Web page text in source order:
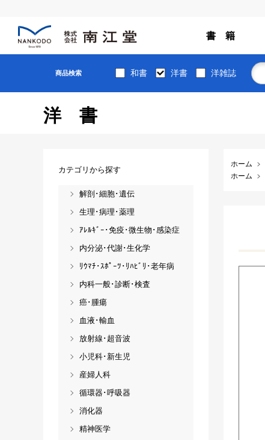
書 籍
商品検索 和書 洋書 洋雑誌
洋書
ホーム
ホーム
カテゴリから探す
解剖･細胞･遺伝
生理･病理･薬理
ｱﾚﾙｷﾞｰ･免疫･微生物･感染症
内分泌･代謝･生化学
ﾘｳﾏﾁ･ｽﾎﾟｰﾂ･ﾘﾊﾋﾞﾘ･老年病
内科一般･診断･検査
癌･腫瘍
血液･輸血
放射線･超音波
小児科･新生児
産婦人科
循環器･呼吸器
消化器
精神医学